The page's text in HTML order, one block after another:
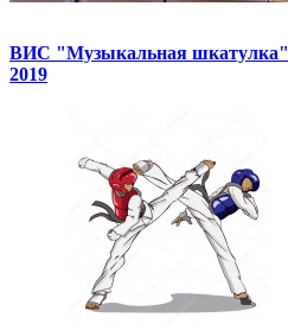
ВИС "Музыкальная шкатулка"
2019